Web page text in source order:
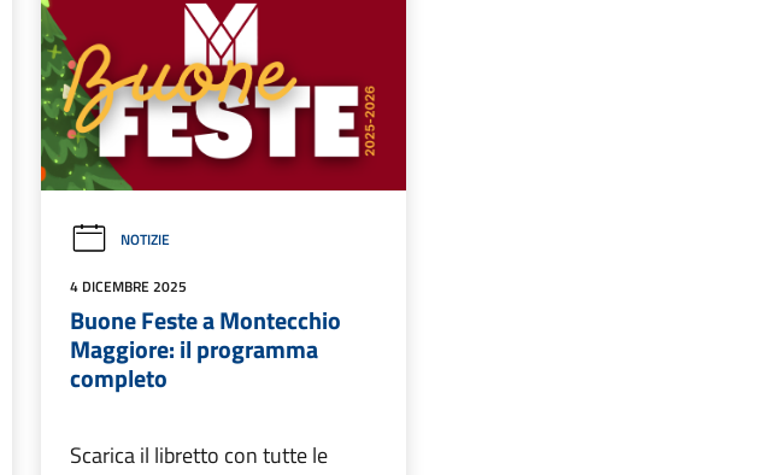
NOTIZIE
4 DICEMBRE 2025
Buone Feste a Montecchio
Maggiore: il programma
completo
Scarica il libretto con tutte le